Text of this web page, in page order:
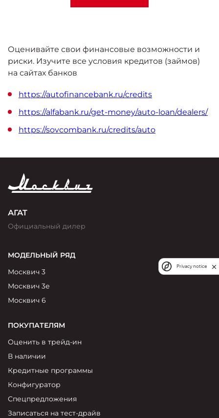
Оценивайте свои финансовые возможности и
риски. Изучите все условия кредитов (займов)
на сайтах банков
https://autofinancebank.ru/credits
https://alfabank.ru/get-money/auto-loan/dealers/
https://sovcombank.ru/credits/auto
АГАТ
Официальный дилер
МОДЕЛЬНЫЙ РЯД
Москвич 3
Москвич 3е
Москвич 6
ПОКУПАТЕЛЯМ
Оценить в трейд-ин
В наличии
Кредитные программы
Конфигуратор
Спецпредложения
Записаться на тест-драйв
Privacy notice